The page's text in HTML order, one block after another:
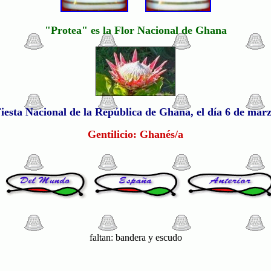
"Protea" es la Flor Nacional de Ghana
Nacional de la República de Ghana, el día 6 de
Gentilicio: Ghanés/a
faltan: bandera y escudo